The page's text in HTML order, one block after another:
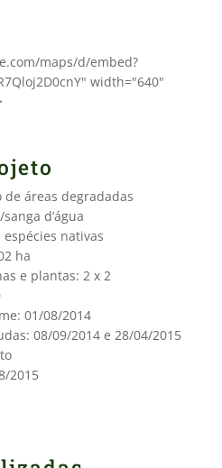
maps/d/embed?
width="640"
de áreas degradadas
d’água
nativas
ha
e plantas: 2 x 2
01/08/2014
08/09/2014 e 28/04/2015
2015